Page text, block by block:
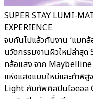
SUPER STAY LUMI-
EXPERIENCE
จบกันไปแล้วกับงาน ‘แมทล้
นวัตกรรมงานผิวใหม่ล่าสุ
ทล้อแสง จาก
แห่งแสงแบบใหม่และท้าพิ
Light กับทัพศิลปินไอดอล